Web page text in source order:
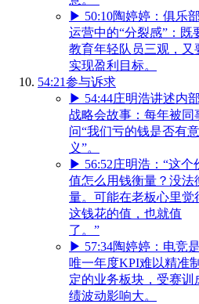
▶ 50:10陶婷婷：俱乐部
运营中的“分裂感”：既
教育年轻队员三观，又
实现盈利目标。
54:21参与诉求
▶ 54:44庄明浩讲述内部
战略会故事：每年被同
问“我们亏的钱是否有意
义”。
▶ 56:52庄明浩：“这个
值怎么用钱衡量？没法
量。可能在老板心里觉
这钱花的值，也就值
了。”
▶ 57:34陶婷婷：电竞是
唯一年度KPI难以精准制
定的业务板块，受赛训
绩波动影响大。